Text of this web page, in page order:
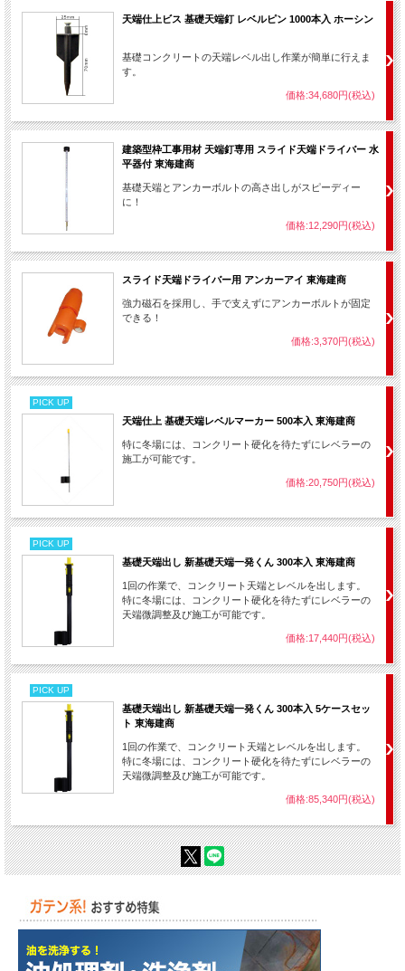
天端仕上ビス 基礎天端釘 レベルピン 1000本入 ホーシン
基礎コンクリートの天端レベル出し作業が簡単に行えま
す。
価格:34,680円(税込)
建築型枠工事用材 天端釘専用 スライド天端ドライバー 水
平器付 東海建商
基礎天端とアンカーボルトの高さ出しがスピーディー
に！
価格:12,290円(税込)
スライド天端ドライバー用 アンカーアイ 東海建商
強力磁石を採用し、手で支えずにアンカーボルトが固定
できる！
価格:3,370円(税込)
PICK UP
天端仕上 基礎天端レベルマーカー 500本入 東海建商
特に冬場には、コンクリート硬化を待たずにレベラーの
施工が可能です。
価格:20,750円(税込)
PICK UP
基礎天端出し 新基礎天端一発くん 300本入 東海建商
1回の作業で、コンクリート天端とレベルを出します。
特に冬場には、コンクリート硬化を待たずにレベラーの
天端微調整及び施工が可能です。
価格:17,440円(税込)
PICK UP
基礎天端出し 新基礎天端一発くん 300本入 5ケースセッ
ト 東海建商
1回の作業で、コンクリート天端とレベルを出します。
特に冬場には、コンクリート硬化を待たずにレベラーの
天端微調整及び施工が可能です。
価格:85,340円(税込)